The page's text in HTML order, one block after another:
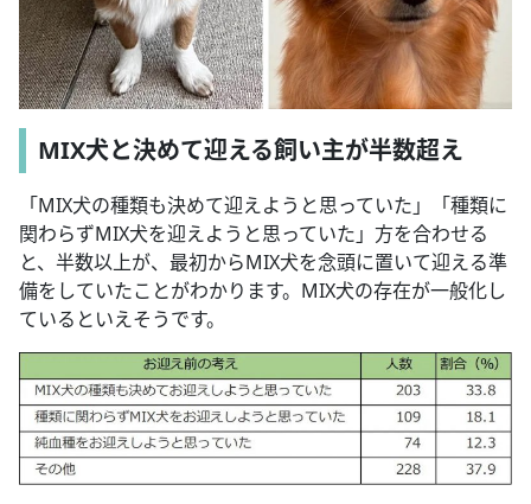
MIX犬と決めて迎える飼い主が半数超え
「MIX犬の種類も決めて迎えようと思っていた」「種類に
関わらずMIX犬を迎えようと思っていた」方を合わせる
と、半数以上が、最初からMIX犬を念頭に置いて迎える準
備をしていたことがわかります。MIX犬の存在が一般化し
ているといえそうです。